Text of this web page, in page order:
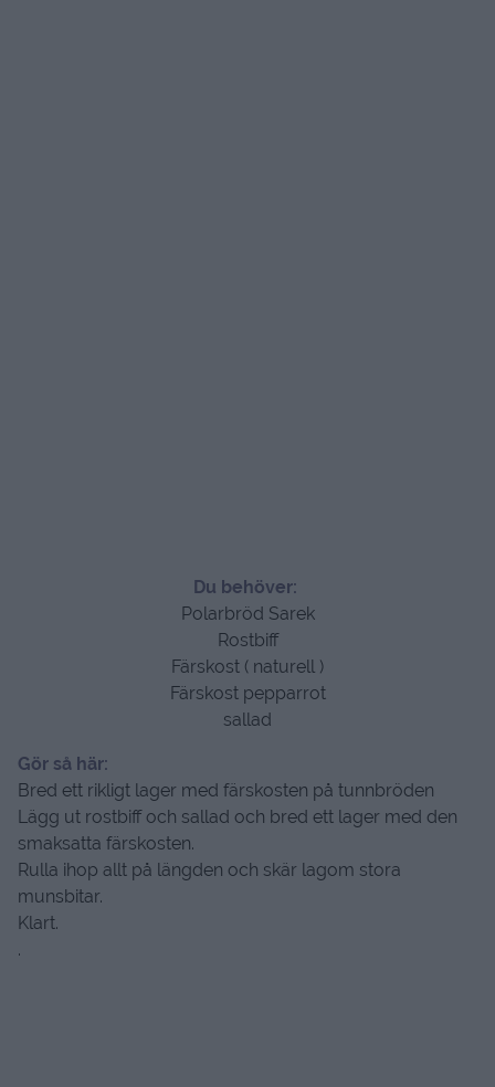
Du behöver:
Polarbröd Sarek
Rostbiff
Färskost ( naturell )
Färskost pepparrot
sallad
Gör så här:
Bred ett rikligt lager med färskosten på tunnbröden
Lägg ut rostbiff och sallad och bred ett lager med den
smaksatta färskosten.
Rulla ihop allt på längden och skär lagom stora
munsbitar.
Klart.
.